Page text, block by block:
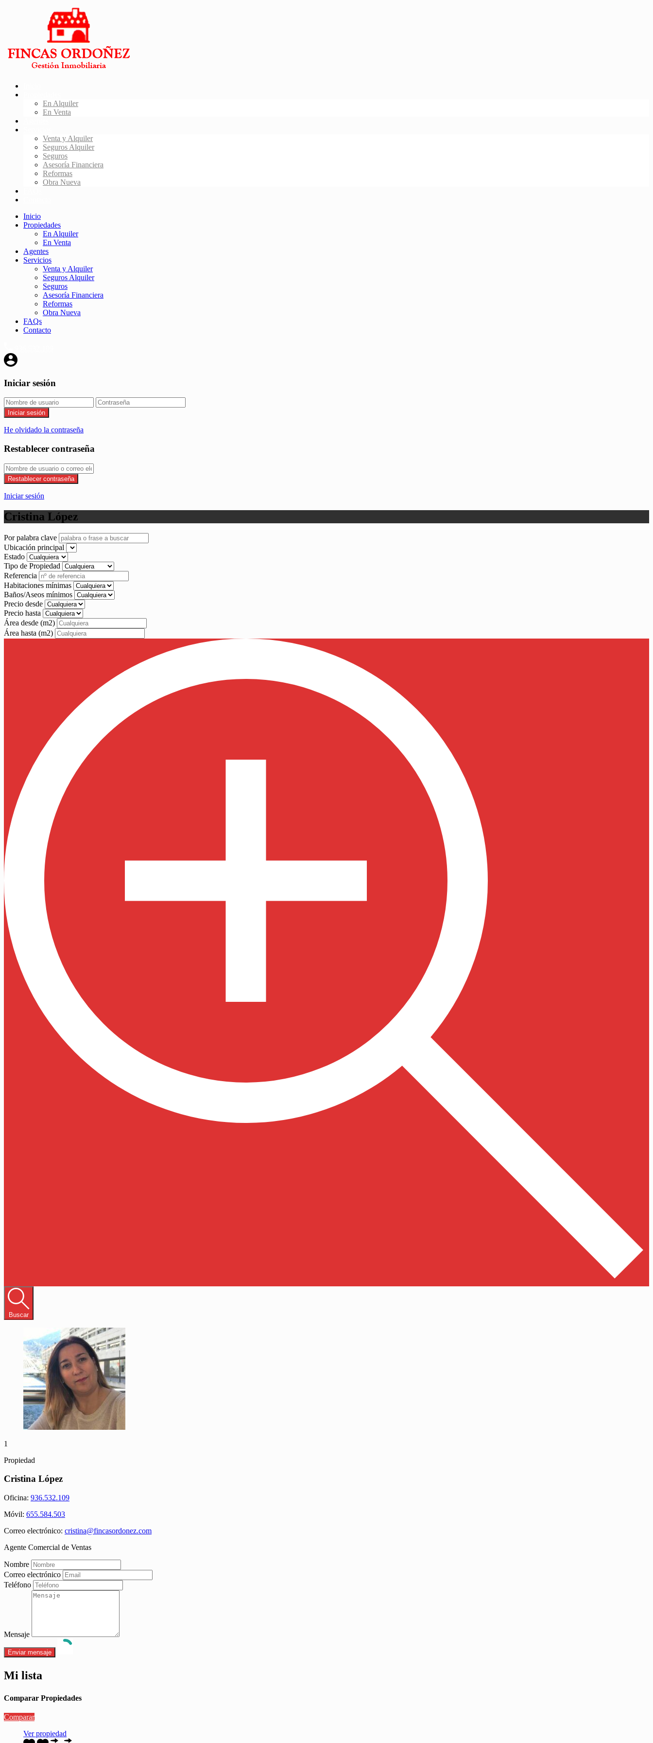
En Alquiler
En Venta
Venta y Alquiler
Seguros Alquiler
Seguros
Asesoría Financiera
Reformas
Obra Nueva
Inicio
Propiedades
En Alquiler
En Venta
Agentes
Servicios
Venta y Alquiler
Seguros Alquiler
Seguros
Asesoría Financiera
Reformas
Obra Nueva
FAQs
Contacto
Iniciar sesión
Iniciar sesión
He olvidado la contraseña
Restablecer contraseña
Restablecer contraseña
Iniciar sesión
Cristina López
Por palabra clave
Ubicación principal
Estado
Tipo de Propiedad
Referencia
Habitaciones mínimas
Baños/Aseos mínimos
Precio desde
Precio hasta
Área desde (m2)
Área hasta (m2)
Buscar
1
Propiedad
Cristina López
Oficina: 936.532.109
Móvil: 655.584.503
Correo electrónico: cristina@fincasordonez.com
Agente Comercial de Ventas
Nombre
Correo electrónico
Teléfono
Mensaje
Mi lista
Comparar Propiedades
Comparar
Ver propiedad